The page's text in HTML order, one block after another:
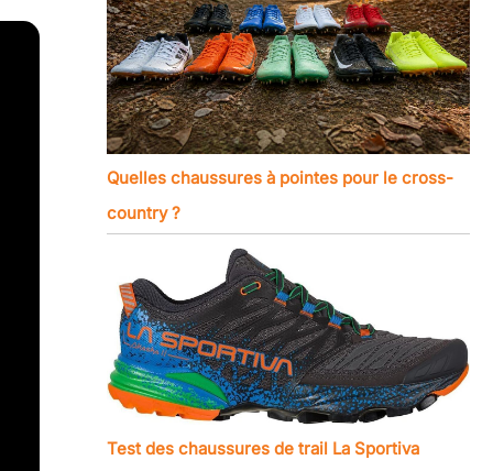
Quelles chaussures à pointes pour le cross-
country ?
Test des chaussures de trail La Sportiva